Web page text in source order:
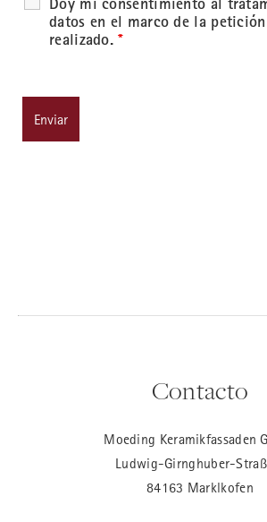
datos en el marco de la
realizado.*
Contacto
Moeding Keramikfassaden
Ludwig-Girnghuber-
84163 Marklkofen